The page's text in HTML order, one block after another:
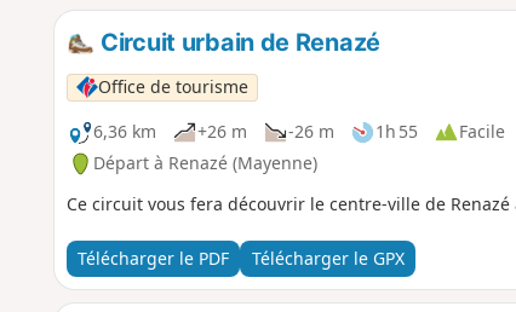
Circuit urbain de Renazé
Office de tourisme
6,36 km
+26 m -26 m 1h 55
Facile
Départ à Renazé (Mayenne)
Ce circuit vous fera découvrir le centre-ville de
Télécharger le PDF Télécharger le GPX